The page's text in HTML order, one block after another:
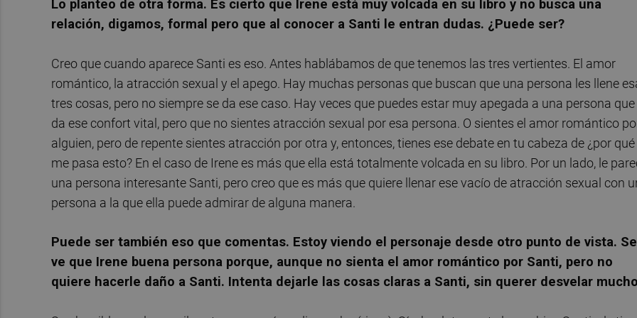
Lo planteo de otra forma. Es cierto que Irene está muy volcada en su libro y no busca una
relación, digamos, formal pero que al conocer a Santi le entran dudas. ¿Puede ser?
Creo que cuando aparece Santi es eso. Antes hablábamos de que tenemos las tres vertientes. El amor
romántico, la atracción sexual y el apego. Hay muchas personas que buscan que una persona les llene
tres cosas, pero no siempre se da ese caso. Hay veces que puedes estar muy apegada a una persona
da ese confort vital, pero que no sientes atracción sexual por esa persona. O sientes el amor romántico
alguien, pero de repente sientes atracción por otra y, entonces, tienes ese debate en tu cabeza de ¿por qué
me pasa esto? En el caso de Irene es más que ella está totalmente volcada en su libro. Por un lado, le
una persona interesante Santi, pero creo que es más que quiere llenar ese vacío de atracción sexual con
persona a la que ella puede admirar de alguna manera.
Puede ser también eso que comentas. Estoy viendo el personaje desde otro punto de vista. Se
ve que Irene buena persona porque, aunque no sienta el amor romántico por Santi, pero no
quiere hacerle daño a Santi. Intenta dejarle las cosas claras a Santi, sin querer desvelar